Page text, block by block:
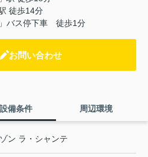
徒歩14分
バス停下車 徒歩1分
お問い合わせ
設備条件 周辺環境
ン ラ・シャンテ